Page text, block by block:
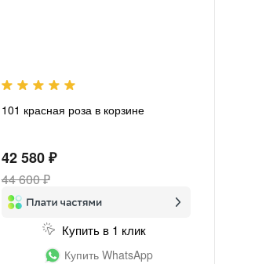
101 красная роза в корзине
42 580 ₽
44 600 ₽
Купить в 1 клик
Купить WhatsApp